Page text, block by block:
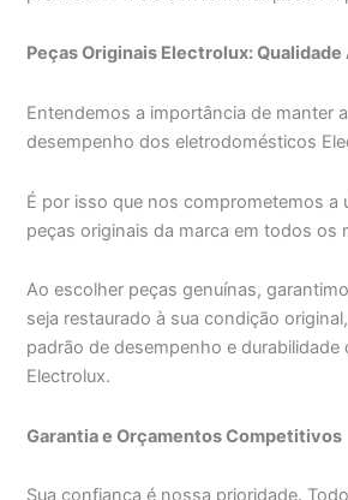
Peças Originais Electrolux:
Entendemos a importância de manter
desempenho dos eletrodomésticos
É por isso que nos comprometemos a
peças originais da marca em todos os
Ao escolher peças genuínas,
seja restaurado à sua condição
padrão de desempenho e durabilidade
Electrolux.
Garantia e Orçamentos Competitivos
Sua confiança é nossa prioridade.